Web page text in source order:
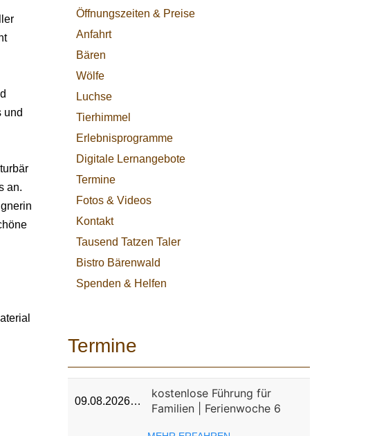
und
an.
Öffnungszeiten & Preise
Anfahrt
Bären
Wölfe
Luchse
Tierhimmel
Erlebnisprogramme
Digitale Lernangebote
Termine
Fotos & Videos
Kontakt
Tausend Tatzen Taler
Bistro Bärenwald
Spenden & Helfen
Termine
09.08.2026…
kostenlose Führung für
Familien | Ferienwoche 6